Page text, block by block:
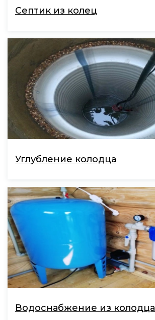
Септик из колец
Углубление колодца
Водоснабжение из колодца